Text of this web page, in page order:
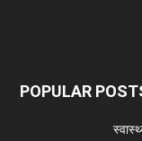
POPULAR